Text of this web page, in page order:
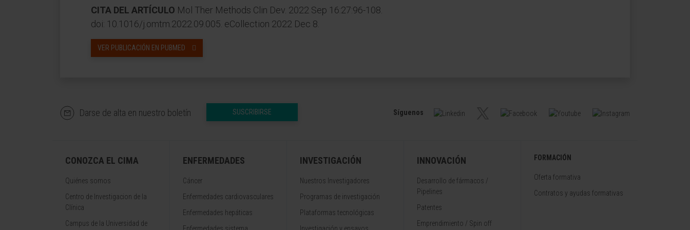
CITA DEL ARTÍCULO Mol Ther Methods Clin Dev. 2022 Sep 16:27:96-108.
doi: 10.1016/j.omtm.2022.09.005. eCollection 2022 Dec 8.
VER PUBLICACIÓN EN PUBMED
Darse de alta en nuestro boletín SUSCRIBIRSE Síguenos
CONOZCA EL CIMA
Quiénes somos
Centro de Investigacion de la
Clínica
Campus de la Universidad de
ENFERMEDADES
Cáncer
Enfermedades cardiovasculares
Enfermedades hepáticas
INVESTIGACIÓN
Nuestros Investigadores
Programas de investigación
Plataformas tecnológicas
INNOVACIÓN
Desarrollo de fármacos /
Pipelines
Patentes
Emprendimiento / Spin off
FORMACIÓN
Oferta formativa
Contratos y ayudas formativas